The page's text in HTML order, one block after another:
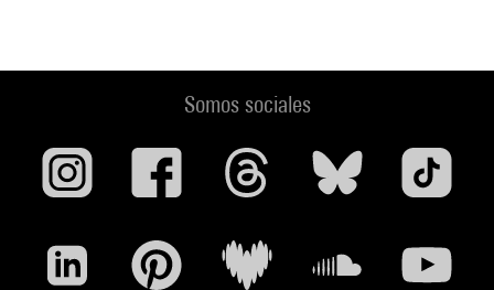
Somos sociales